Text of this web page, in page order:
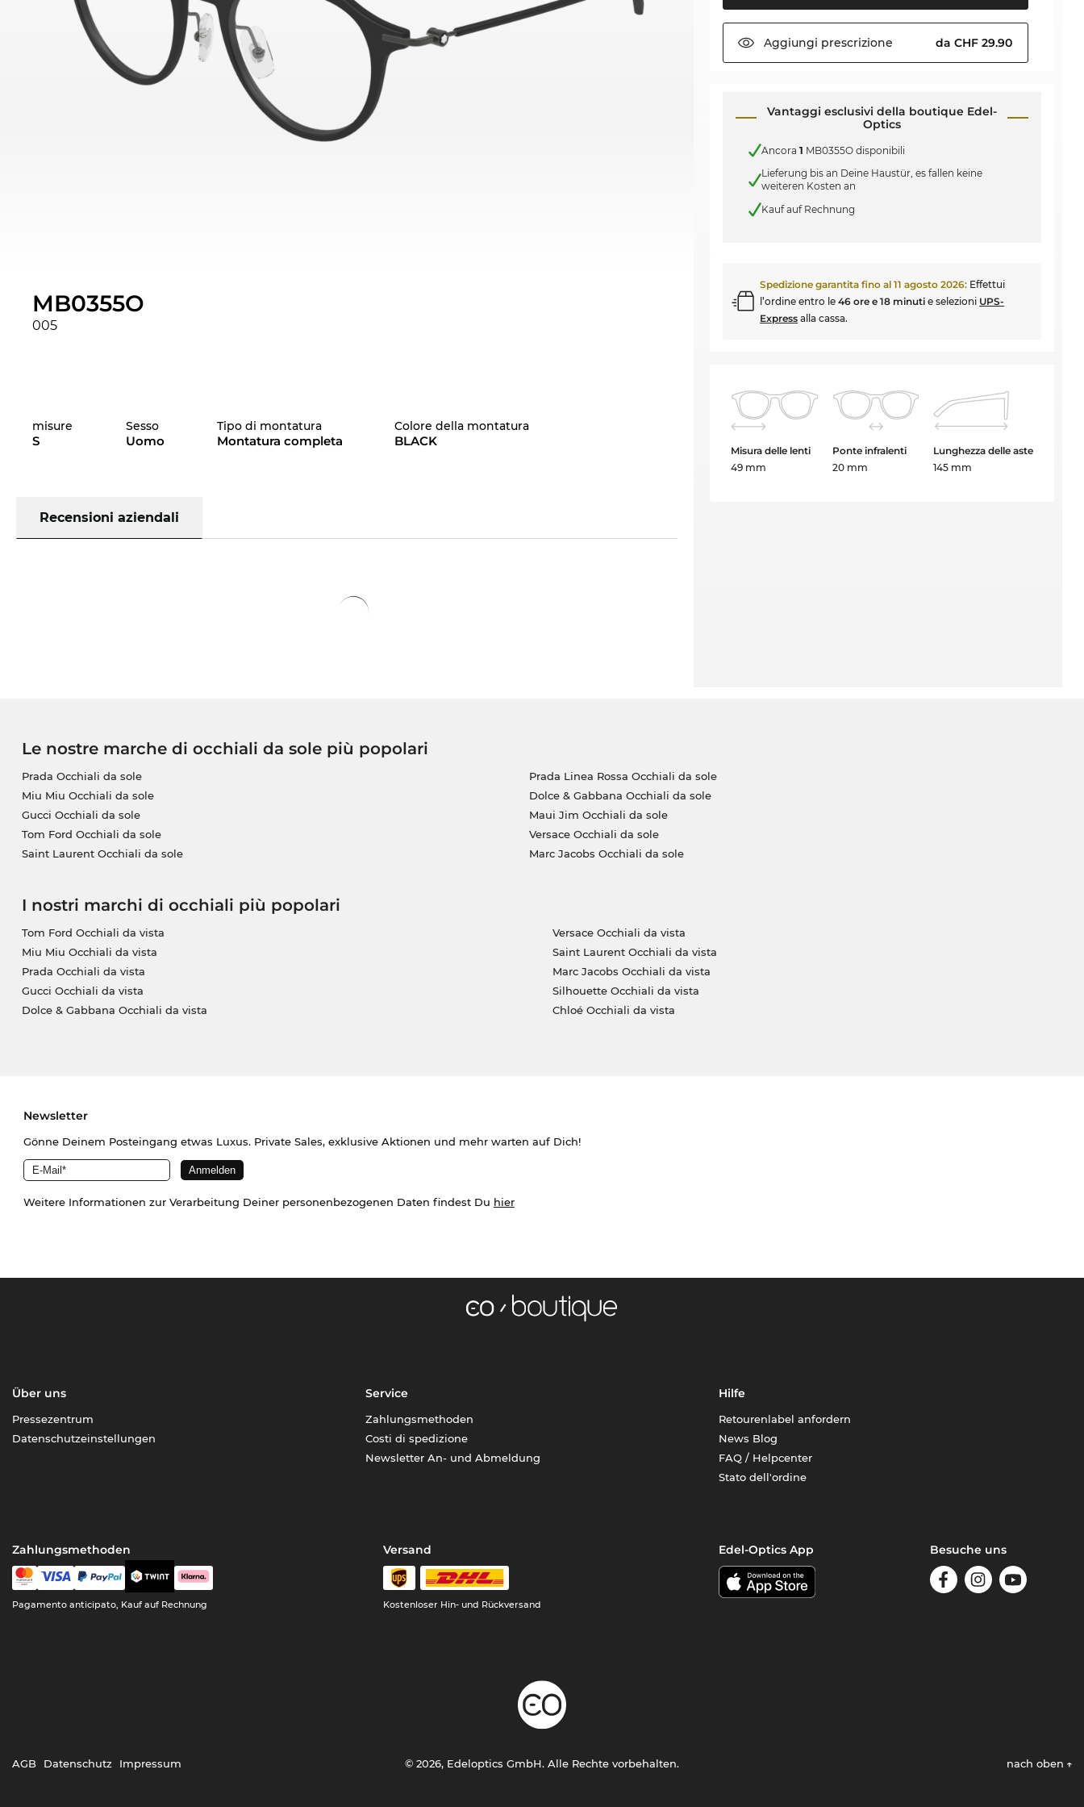
MB0355O
005
misure
S
Sesso
Uomo
Tipo di montatura
Montatura completa
Colore della montatura
BLACK
Recensioni aziendali
Aggiungi prescrizione da CHF 29.90
Vantaggi esclusivi della boutique Edel-
Optics
Ancora1 MB0355O disponibili
Lieferung bis an Deine Haustür, es fallen keine
weiteren Kosten an
Kauf auf Rechnung
Spedizione garantita fino al11 agosto 2026: Effettui
l’ordine entro le46 ore e 18 minuti e selezioni UPS-
Express alla cassa.
Misura delle lenti
49 mm
Ponte infralenti
20 mm
Lunghezza delle aste
145 mm
Le nostre marche di occhiali da sole più popolari
Prada Occhiali da sole
Miu Miu Occhiali da sole
Gucci Occhiali da sole
Tom Ford Occhiali da sole
Saint Laurent Occhiali da sole
Prada Linea Rossa Occhiali da sole
Dolce & Gabbana Occhiali da sole
Maui Jim Occhiali da sole
Versace Occhiali da sole
Marc Jacobs Occhiali da sole
I nostri marchi di occhiali più popolari
Tom Ford Occhiali da vista
Miu Miu Occhiali da vista
Prada Occhiali da vista
Gucci Occhiali da vista
Dolce & Gabbana Occhiali da vista
Versace Occhiali da vista
Saint Laurent Occhiali da vista
Marc Jacobs Occhiali da vista
Silhouette Occhiali da vista
Chloé Occhiali da vista
Newsletter
Gönne Deinem Posteingang etwas Luxus. Private Sales, exklusive Aktionen und mehr warten auf Dich!
Weitere Informationen zur Verarbeitung Deiner personenbezogenen Daten findest Du hier
Über uns
Pressezentrum
Datenschutzeinstellungen
Service
Zahlungsmethoden
Costi di spedizione
Newsletter An- und Abmeldung
Hilfe
Retourenlabel anfordern
News Blog
FAQ / Helpcenter
Stato dell'ordine
Zahlungsmethoden
Pagamento anticipato, Kauf auf Rechnung
Versand
Kostenloser Hin- und Rückversand
Edel-Optics App Besuche uns
AGB Datenschutz Impressum © 2026, Edeloptics GmbH. Alle Rechte vorbehalten. nach oben